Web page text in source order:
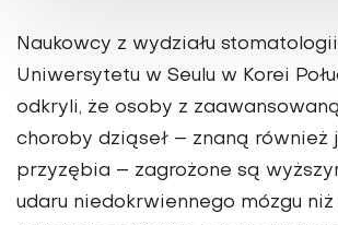
Naukowcy z wydziału
Uniwersytetu w Seulu w Korei
odkryli, że osoby z
choroby dziąseł – znaną również
przy­zębia – zagrożone są
udaru niedokrwiennego mózgu